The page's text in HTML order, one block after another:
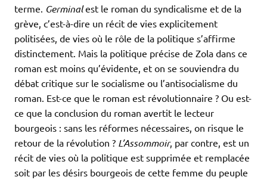
terme. Germinalest le roman du syndicalisme et de la
grève, c’est-à-dire un récit de vies explicitement
politisées, de vies où le rôle de la politique s’affirme
distinctement. Mais la politique précise de Zola dans ce
roman est moins qu’évidente, et on se souviendra du
débat critique sur le socialisme ou l’antisocialisme du
roman. Est-ce que le roman est révolutionnaire ? Ou est-
ce que la conclusion du roman avertit le lecteur
bourgeois : sans les réformes nécessaires, on risque le
retour de la révolution ? L’Assommoir, par contre, est un
récit de vies où la politique est supprimée et remplacée
soit par les désirs bourgeois de cette femme du peuple